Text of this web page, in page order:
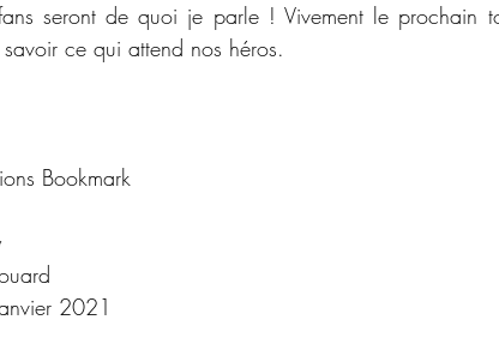
seront de quoi je parle ! Vivement le prochain
ce qui attend nos héros.
Bookmark
2021